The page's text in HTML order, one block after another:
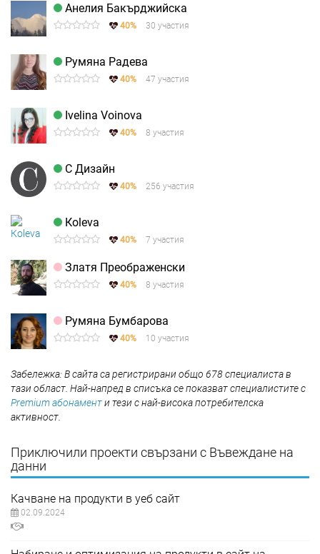
Анелия Бакърджийска
40% 30 участия
Румяна Радева
40% 47 участия
Ivelina Voinova
40% 8 участия
С Дизайн
40% 256 участия
Кoleva
40% 7 участия
Златя Преображенски
40% 8 участия
Румяна Бумбарова
40% 10 участия
Забележка: В сайта са регистрирани общо 678 специалиста в
тази област. Най-напред в списъка се показват специалистите с
Premium абонаменти тези с най-висока потребителска
активност.
Приключили проекти свързани с Въвеждане на
данни
Качване на продукти в уеб сайт
02.09.2024